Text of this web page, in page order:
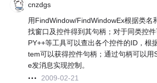
cnzdgs
用FindWindow/FindWindowEx根据类名
找窗口及控件得到其句柄；对于同类控
PY++等工具可以查出各个控件的ID，根
tem可以获得控件句柄；通过句柄可以用
e发消息实现控制。
2009-02-21